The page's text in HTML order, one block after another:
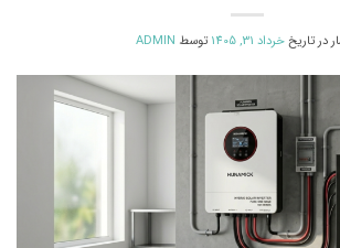
در تاریخخرداد 31, 1405 توسط ADMIN